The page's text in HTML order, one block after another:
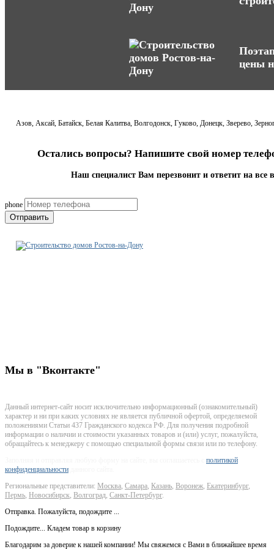
цены
Азов, Аксай, Батайск, Белая Калитва, Волгодонск, Гуково, Донецк, Зверево,
Остались вопросы? Напишите свой номер
Наш специалист Вам перезвонит и ответит на все
phone
Отправить
Мы в "Вконтакте"
Данный интернет-сайт носит исключительно информационный (ознакомительный)
характер и ни при каких условиях не является публичной офертой, определяемой
положениями Статьи 437 Гражданского кодекса РФ. Для получения подробной
информации о наличии и стоимости указанных товаров и (или) услуг, пожалуйста,
обращайтесь к менеджеру с помощью специальной формы связи или по телефону.
политикой
конфиденциальности
Региональные представители: Москва Самара Казань Воронеж Екатеринбург,
Пермь Новосибирск Волгоград Санкт-Петербург.
Отправка. Пожалуйста, подождите ...
Подождите... Кладем товар в корзину
Благодарим за доверие к нашей компании! Мы свяжемся с Вами в ближайшее время